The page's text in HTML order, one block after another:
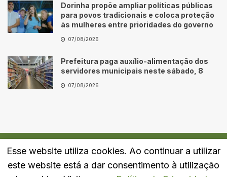
Dorinha propõe ampliar políticas públicas
para povos tradicionais e coloca proteção
às mulheres entre prioridades do governo
07/08/2026
Prefeitura paga auxílio-alimentação dos
servidores municipais neste sábado, 8
07/08/2026
Quem Somos Fale Conosco Política de Privacidade
Esse website utiliza cookies. Ao continuar a utilizar
este website está a dar consentimento à utilização